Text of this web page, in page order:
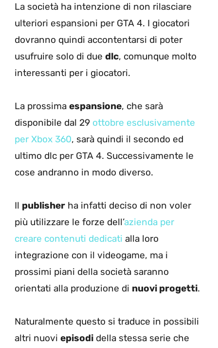
La società ha intenzione di non rilasciare
ulteriori espansioni per GTA 4. I giocatori
dovranno quindi accontentarsi di poter
usufruire solo di due dlc, comunque molto
interessanti per i giocatori.
La prossima espansione, che sarà
disponibile dal 29 ottobre esclusivamente
per Xbox 360, sarà quindi il secondo ed
ultimo dlc per GTA 4. Successivamente le
cose andranno in modo diverso.
Il publisher ha infatti deciso di non voler
più utilizzare le forze dell’azienda per
creare contenuti dedicati alla loro
integrazione con il videogame, ma i
prossimi piani della società saranno
orientati alla produzione di nuovi progetti.
Naturalmente questo si traduce in possibili
altri nuovi episodi della stessa serie che